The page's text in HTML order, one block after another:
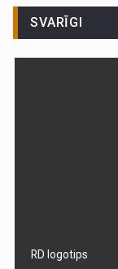
SVARĪGI
RD logotips